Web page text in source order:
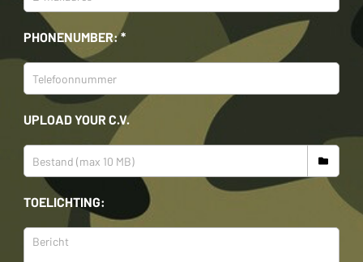
PHONENUMBER: *
UPLOAD YOUR C.V.
TOELICHTING: